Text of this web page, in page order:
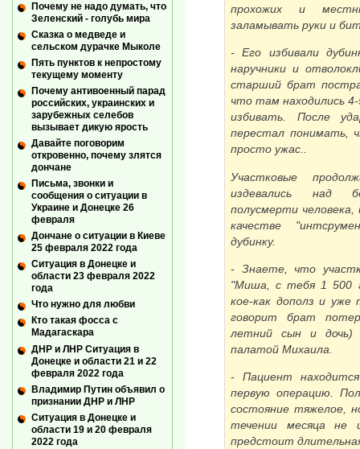
прохожих и
заламывать руки и
- Его избивали
наручники и
старший брат
что там находились
избивать. После
перестал понимать,
просто ужас..
Участковые
издевались над
полусмерти человека,
качестве
дубинку.
- Знаете, что
"Миша, с тебя 1 500
кое-как дополз и
говорит брат
летний сын и дочь)
палатой Михаила.
- Пациент
первую операцию.
состояние тяжелое,
течении месяца не
предстоит
Почему не надо думать, что
Зеленский - голубь мира
Сказка о медведе и
сельском дурачке Мыколе
Пять пунктов к непростому
текущему моменту
Почему антивоенный парад
российских, украинских и
зарубежных селебов
вызывает дикую ярость
Давайте поговорим
откровенно, почему злятся
дончане
Письма, звонки и
сообщения о ситуации в
Украине и Донецке 26
февраля
Дончане о ситуации в Киеве
25 февраля 2022 года
Ситуация в Донецке и
области 23 февраля 2022
года
Что нужно для любви
Кто такая фосса с
Мадагаскара
ДНР и ЛНР Ситуация в
Донецке и области 21 и 22
февраля 2022 года
Владимир Путин объявил о
признании ДНР и ЛНР
Ситуация в Донецке и
области 19 и 20 февраля
2022 года